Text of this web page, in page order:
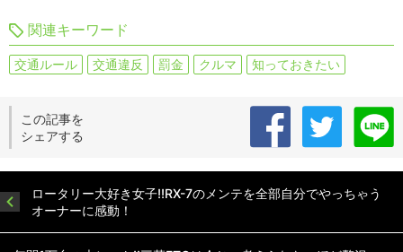
関連キーワード
交通ルール 交通違反 罰金 クルマ 知っておきたい
この記事を
シェアする
ロータリー大好き女子!!RX-7のメンテを全部自分でやっちゃう
オーナーに感動！